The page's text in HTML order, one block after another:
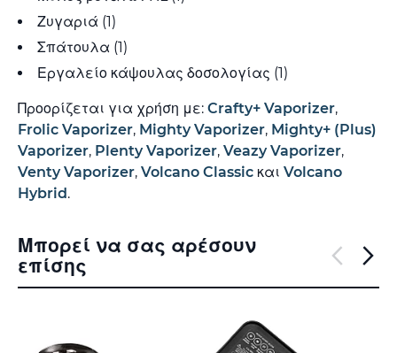
Ζυγαριά (1)
Σπάτουλα (1)
Εργαλείο κάψουλας δοσολογίας (1)
Προορίζεται για χρήση με: Crafty+ Vaporizer,
Frolic Vaporizer, Mighty Vaporizer, Mighty+ (Plus)
Vaporizer, Plenty Vaporizer, Veazy Vaporizer,
Venty Vaporizer, Volcano Classic και Volcano
Hybrid.
Μπορεί να σας αρέσουν
επίσης